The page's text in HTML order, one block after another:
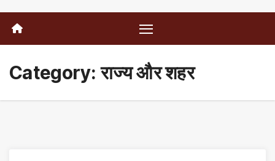
Category:राज्य और शहर